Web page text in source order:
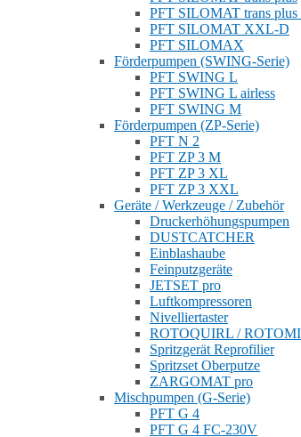
PFT SILOMAT trans plus
PFT SILOMAT XXL-D
PFT SILOMAX
Förderpumpen (SWING-Serie)
PFT SWING L
PFT SWING L airless
PFT SWING M
Förderpumpen (ZP-Serie)
PFT N 2
PFT ZP 3 M
PFT ZP 3 XL
PFT ZP 3 XXL
Geräte / Werkzeuge / Zubehör
Druckerhöhungspumpen
DUSTCATCHER
Einblashaube
Feinputzgeräte
JETSET pro
Luftkompressoren
Nivelliertaster
ROTOQUIRL /
Spritzgerät Reprofilier
Spritzset Oberputze
ZARGOMAT pro
Mischpumpen (G-Serie)
PFT G 4
PFT G 4 FC-230V